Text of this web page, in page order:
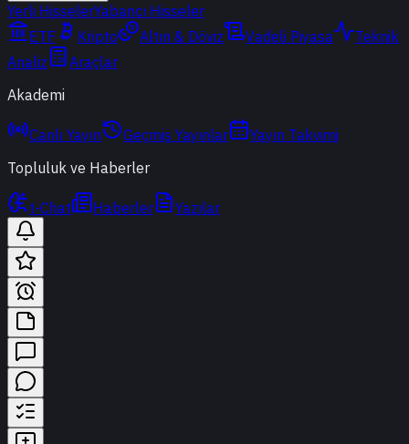
Yerli HisselerYabancı Hisseler
ETF
Kripto Altın & Döviz Vadeli Piyasa
Teknik
Analiz
Araçlar
Akademi
Canlı Yayın Geçmiş Yayınlar
Yayın Takvimi
Topluluk ve Haberler
t-Chat Haberler Yazılar